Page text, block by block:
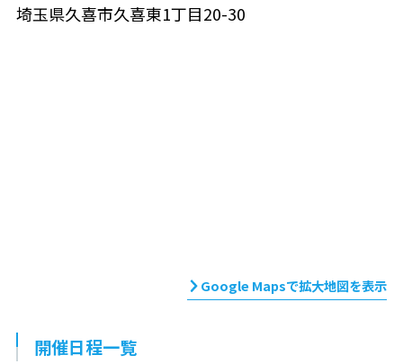
埼玉県久喜市久喜東1丁目20-30
Google Mapsで拡大地図を表示
開催日程一覧